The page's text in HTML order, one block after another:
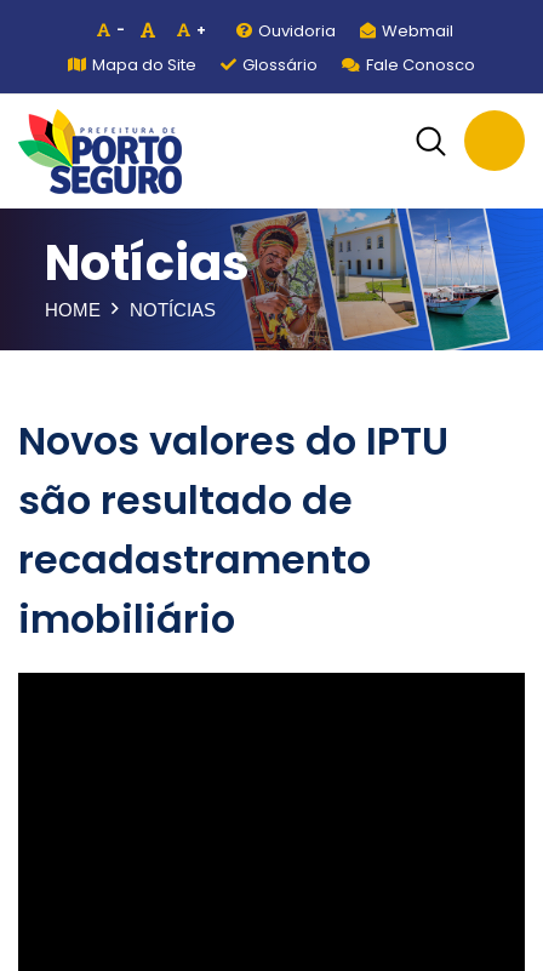
- + Ouvidoria
Webmail
Mapa do Site
Glossário Fale Conosco
Notícias
HOME NOTÍCIAS
Novos valores do IPTU
são resultado de
recadastramento
imobiliário